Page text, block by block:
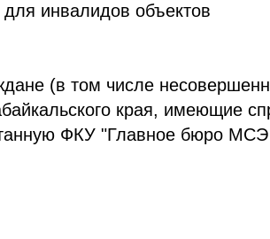
для инвалидов объектов
(в том числе
края, имеющие
ФКУ "Главное бюро